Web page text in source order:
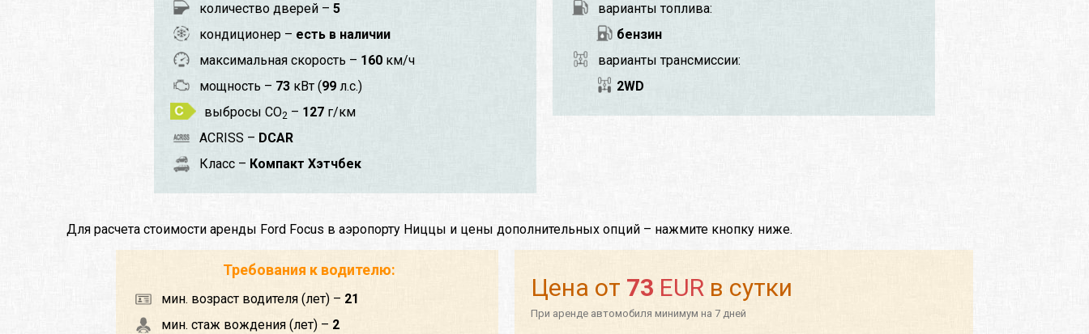
количество дверей – 5
кондиционер – есть в наличии
максимальная скорость – 160 км/ч
мощность – 73 кВт (99 л.с.)
выбросы CO2 – 127 г/км
ACRISS – DCAR
Класс – Компакт Хэтчбек
варианты топлива:
бензин
варианты трансмиссии:
2WD
Для расчета стоимости аренды Ford Focus в аэропорту Ниццы и цены дополнительных опций – нажмите кнопку ниже.
Требования к водителю:
мин. возраст водителя (лет) – 21
мин. стаж вождения (лет) – 2
Цена от 73 EURв сутки
При аренде автомобиля минимум на 7 дней